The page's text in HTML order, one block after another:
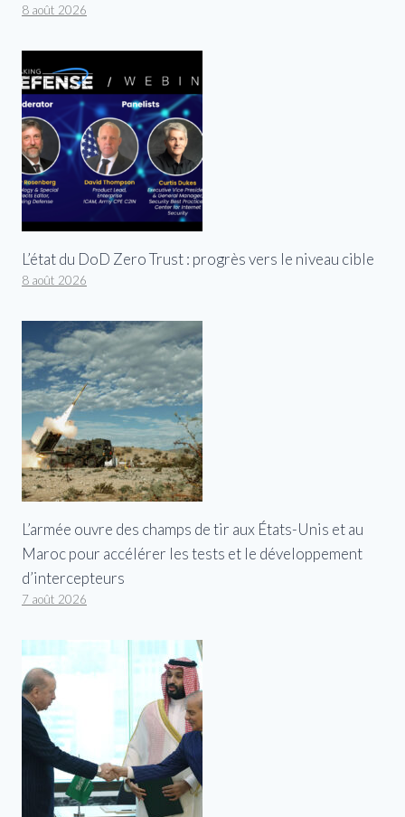
8 août 2026
L’état du DoD Zero Trust : progrès vers le niveau cible
8 août 2026
L’armée ouvre des champs de tir aux États-Unis et au
Maroc pour accélérer les tests et le développement
d’intercepteurs
7 août 2026